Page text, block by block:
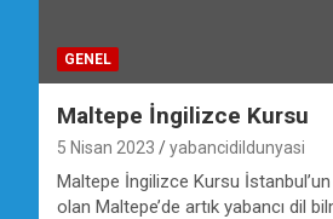
GENEL
Maltepe İngilizce Kursu
5 Nisan 2023 yabancidildunyasi
Maltepe İngilizce Kursu
olan Maltepe’de artık yabancı dil